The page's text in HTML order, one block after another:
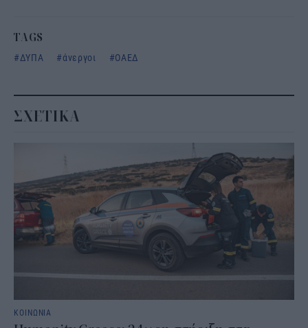
TAGS
ΔΥΠΑ
άνεργοι ΟΑΕΔ
ΣΧΕΤΙΚΑ
ΚΟΙΝΩΝΙΑ